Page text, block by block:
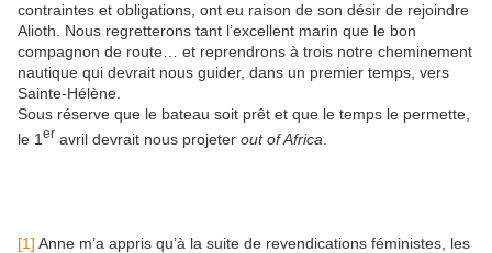
contraintes et obligations, ont eu raison de son désir de rejoindre
Alioth. Nous regretterons tant l’excellent marin que le bon
compagnon de route… et reprendrons à trois notre cheminement
nautique qui devrait nous guider, dans un premier temps, vers
Sainte-Hélène.
Sous réserve que le bateau soit prêt et que le temps le permette,
le 1 er avril devrait nous projeter out of Africa
[1] Anne m’a appris qu’à la suite de revendications féministes, les